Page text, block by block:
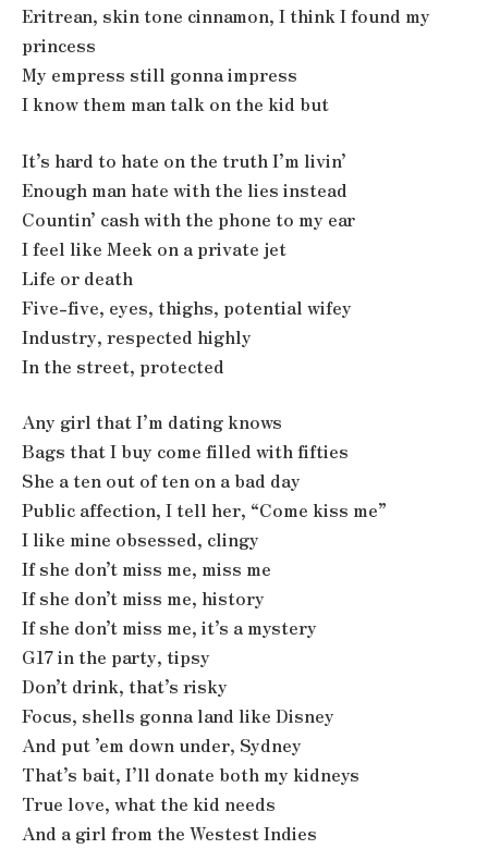
Eritrean, skin tone cinnamon, I think I found my
princess
My empress still gonna impress
I know them man talk on the kid but
It’s hard to hate on the truth I’m livin’
Enough man hate with the lies instead
Countin’ cash with the phone to my ear
I feel like Meek on a private jet
Life or death
Five-five, eyes, thighs, potential wifey
Industry, respected highly
In the street, protected
Any girl that I’m dating knows
Bags that I buy come filled with fifties
She a ten out of ten on a bad day
Public affection, I tell her, “Come kiss me”
I like mine obsessed, clingy
If she don’t miss me, miss me
If she don’t miss me, history
If she don’t miss me, it’s a mystery
G17 in the party, tipsy
Don’t drink, that’s risky
Focus, shells gonna land like Disney
And put ’em down under, Sydney
That’s bait, I’ll donate both my kidneys
True love, what the kid needs
And a girl from the Westest Indies